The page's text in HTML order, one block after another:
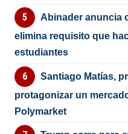
Abinader anuncia
elimina requisito que
estudiantes
Santiago Matías,
protagonizar un
Polymarket